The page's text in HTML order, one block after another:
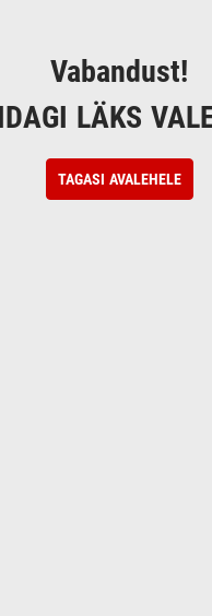
Vabandust!
LÄKS
TAGASI AVALEHELE